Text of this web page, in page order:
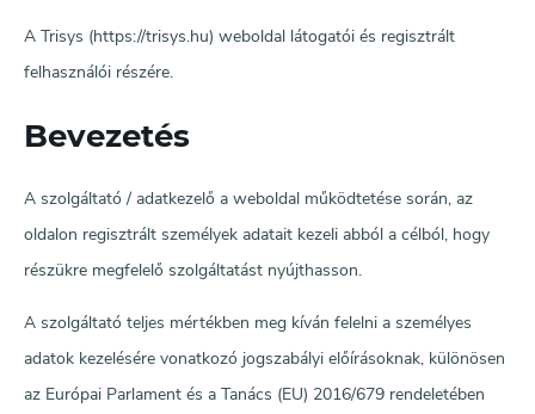
A Trisys (https://trisys.hu) weboldal látogatói és regisztrált
felhasználói részére.
Bevezetés
A szolgáltató / adatkezelő a weboldal működtetése során, az
oldalon regisztrált személyek adatait kezeli abból a célból, hogy
részükre megfelelő szolgáltatást nyújthasson.
A szolgáltató teljes mértékben meg kíván felelni a személyes
adatok kezelésére vonatkozó jogszabályi előírásoknak, különösen
az Európai Parlament és a Tanács (EU) 2016/679 rendeletében